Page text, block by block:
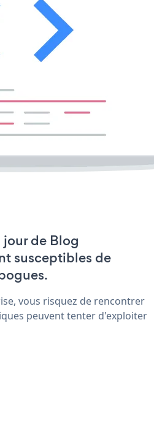
de Blog
susceptibles de
vous risquez de rencontrer
peuvent tenter d'exploiter